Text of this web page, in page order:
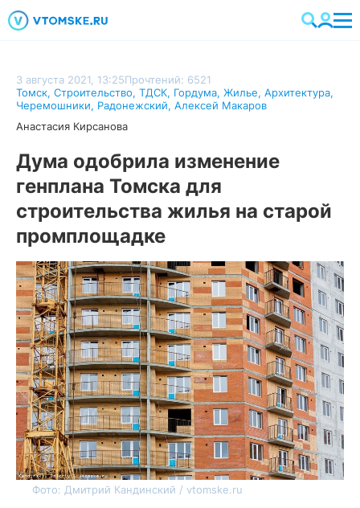
3 августа 2021, 13:25Прочтений: 6521
Томск, Строительство, ТДСК, Гордума, Жилье, Архитектура,
Черемошники, Радонежский, Алексей Макаров
Анастасия Кирсанова
Дума одобрила изменение
генплана Томска для
строительства жилья на старой
промплощадке
Фото: Дмитрий Кандинский / vtomske.ru